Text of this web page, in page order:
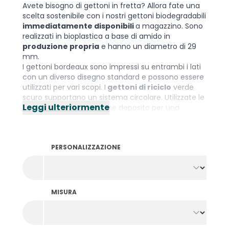
Avete bisogno di gettoni in fretta? Allora fate una
scelta sostenibile con i nostri gettoni biodegradabili
immediatamente disponibilia magazzino. Sono
realizzati in bioplastica a base di amido in
produzione propria e hanno un diametro di 29
mm.
I gettoni bordeaux sono impressi su entrambi i lati
con un diverso disegno standard e possono essere
utilizzati per vari scopi. I gettoni di riciclo verde
scuro supportano un sistema circolare. Utilizzate le
monete di scambio come deposito per una
bevande, abbiamo anchelegno
nostra ampia gamma di
Leggi ulteriormente
PERSONALIZZAZIONE
MISURA